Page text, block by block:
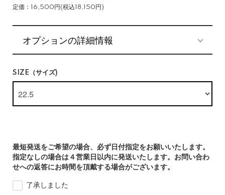
定価：16,500円(税込18,150円)
オプションの詳細情報
SIZE（サイズ)
最短発送をご希望の場合、必ず日付指定をお願いいたします。
指定なしの場合は４営業日以内に発送いたします。お問い合わ
せへの返答にお時間を頂戴する場合がございます。
了承しました